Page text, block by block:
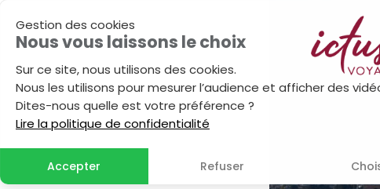
Gestion des cookies
Nous vous laissons le choix
Sur ce site, nous utilisons des cookies.
Nous les utilisons pour mesurer l’audience et afficher des
Dites-nous quelle est votre préférence ?
Lire la politique de confidentialité
Accepter Refuser